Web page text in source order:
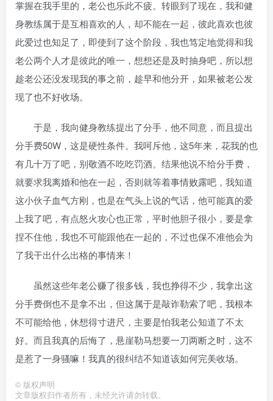
掌握在我手里的，老公也乐此不疲。转眼到了现在，我和健
身教练属于是互相喜欢的人，却不能在一起，彼此喜欢也彼
此爱过也知足了，即使到了这个阶段，我也笃定地觉得和我
老公两个人才是彼此的唯一，想想还是及时抽身吧，所以想
趁老公还没发现我的事之前，趁早和他分开，如果被老公发
现了也不好收场。
于是，我向健身教练提出了分手，他不同意，而且提出
分手费50W，这是硬性条件。我呵斥他，这5年来，花我的也
有几十万了吧，别敬酒不吃吃罚酒。结果他说不给分手费，
就要求我离婚和他在一起，否则就等着事情败露吧，我知道
这小伙子血气方刚，也是在气头上说的气话，他可能真的爱
上我了吧，有点怒火攻心也正常，平时他胆子很小，要是拿
捏不住他，我也不可能跟他在一起的，不过也保不准他会为
了我干出什么出格的事情来！
虽然这些年老公赚了很多钱，我也挣得不少，我拿出这
分手费倒也不是拿不出，但这属于是敲诈勒索了吧，我根本
不可能给他，休想得寸进尺，主要是怕我老公知道了不太
好。而且我真的后悔了，悬崖勒马想要一刀两断之时，这不
是惹了一身骚嘛！我真的很纠结不知道该如何完美收场。
© 版权声明
文章版权归作者所有，未经允许请勿转载。